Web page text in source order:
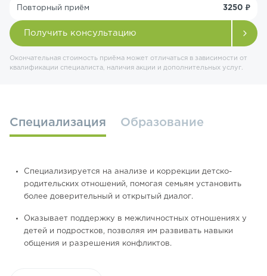
Повторный приём 3250 ₽
Получить консультацию
Окончательная стоимость приёма может отличаться в зависимости от
квалификации специалиста, наличия акции и дополнительных услуг.
Специализация Образование
Специализируется на анализе и коррекции детско-
родительских отношений, помогая семьям установить
более доверительный и открытый диалог.
Оказывает поддержку в межличностных отношениях у
детей и подростков, позволяя им развивать навыки
общения и разрешения конфликтов.